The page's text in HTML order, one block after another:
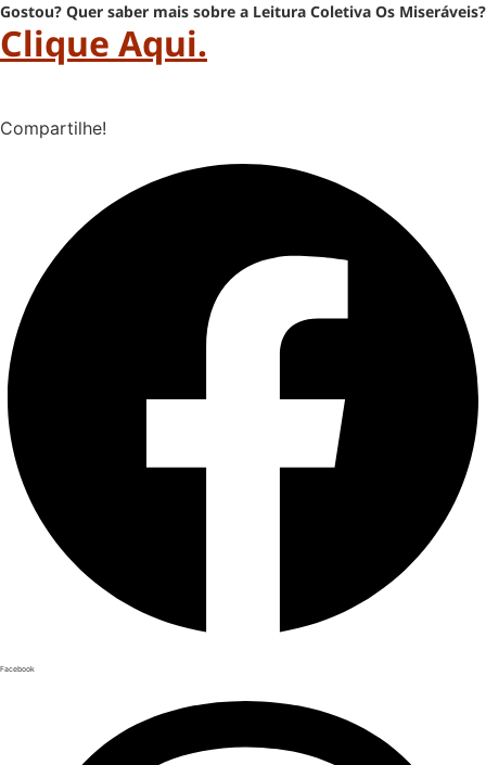
Gostou? Quer saber mais sobre a Leitura Coletiva Os Miseráveis?
Clique Aqui.
Compartilhe!
Facebook